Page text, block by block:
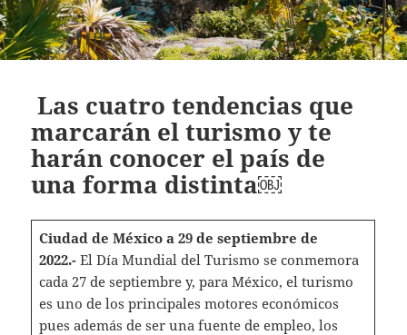
Las cuatro tendencias que
marcarán el turismo y te
harán conocer el país de
una forma distinta￼
Ciudad de México a 29 de septiembre de
2022.- El Día Mundial del Turismo se conmemora
cada 27 de septiembre y, para México, el turismo
es uno de los principales motores económicos
pues además de ser una fuente de empleo, los